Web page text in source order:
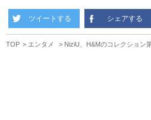
ツイートする シェアする
TOP エンタメ NiziU、H&Mのコレクション